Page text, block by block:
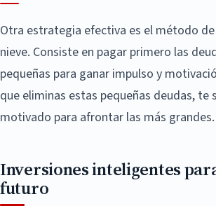
Otra estrategia efectiva es el método
nieve. Consiste en pagar primero las
pequeñas para ganar impulso y
que eliminas estas pequeñas deudas, te
motivado para afrontar las más grandes.
Inversiones inteligentes
futuro